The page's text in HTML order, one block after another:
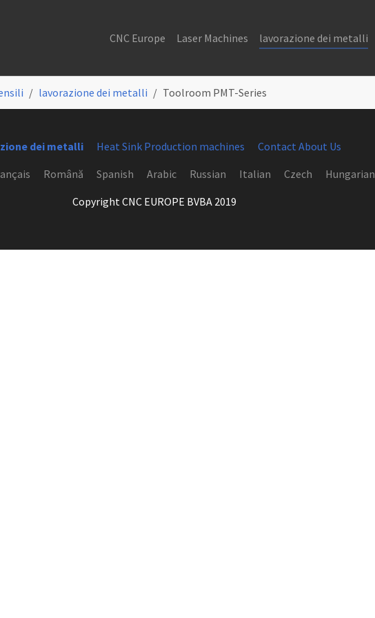
CNC Europe Laser Machines lavorazione dei metalli
lavorazione dei metalli Toolroom PMT-Series
dei metalli Heat Sink Production machines
Contact About Us
Română Spanish Arabic Russian Italian Czech Hungarian
Copyright CNC EUROPE BVBA 2019